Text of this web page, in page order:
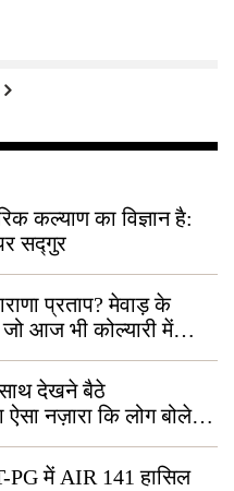
कल्याण का विज्ञान है:
सद्गुर
प्रताप? मेवाड़ के
आज भी कोल्यारी में
देखने बैठे
ऐसा नज़ारा कि लोग बोले,
हैं”
में AIR 141 हासिल